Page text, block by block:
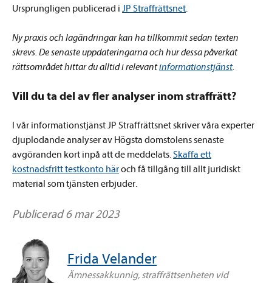
Ursprungligen publicerad i JP Straffrättsnet
Ny praxis och lagändringar kan ha tillkommit sedan texten
skrevs. De senaste uppdateringarna och hur dessa påverkat
rättsområdet hittar du alltid i relevantinformationstjänst.
Vill du ta del av fler analyser inom straffrätt?
I vår informationstjänst JP Straffrättsnet skriver våra experter
djuplodande analyser av Högsta domstolens senaste
avgöranden kort inpå att de meddelats. Skaffa ett
kostnadsfritt testkonto häroch få tillgång till allt juridiskt
material som tjänsten erbjuder.
Publicerad 6 mar 2023
Frida Velander
Ämnessakkunnig, straffrättsenheten vid